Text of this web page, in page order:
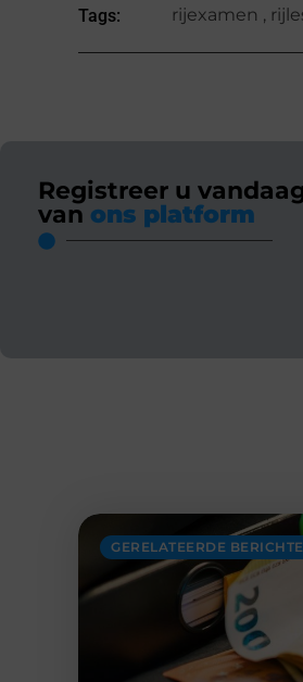
Tags: rijexamen ,
Registreer u
van ons platform
GERELATEERDE